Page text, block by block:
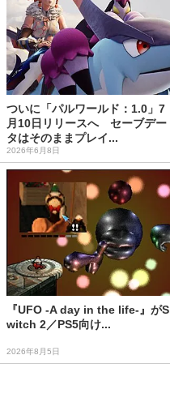
ついに「パルワールド：1.0」7
月10日リリースへ セーブデー
タはそのままプレイ...
2026年6月8日
『UFO -A day in the life-』がS
witch 2／PS5向け...
2026年8月5日